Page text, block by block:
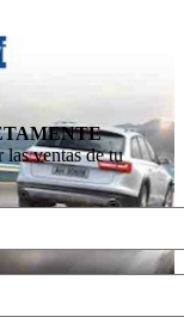
las ventas de tu